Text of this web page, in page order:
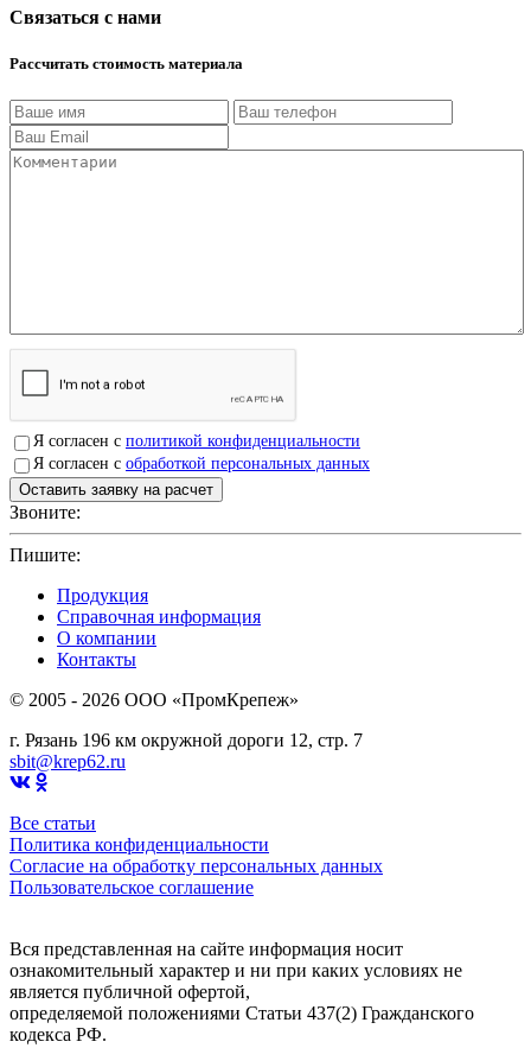
Связаться с нами
Рассчитать стоимость материала
Я согласен с политикой конфиденциальности
Я согласен с обработкой персональных данных
Звоните:
Пишите:
Продукция
Справочная информация
О компании
Контакты
© 2005 - 2026 OOO «ПромКрепеж»
г. Рязань 196 км окружной дороги 12, стр. 7
sbit@krep62.ru
Все статьи
Политика конфиденциальности
Согласие на обработку персональных данных
Пользовательское соглашение
Вся представленная на сайте информация носит
ознакомительный характер и ни при каких условиях не
является публичной офертой,
определяемой положениями Статьи 437(2) Гражданского
кодекса РФ.